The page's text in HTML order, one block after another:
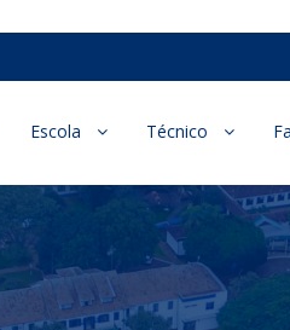
Escola Técnico